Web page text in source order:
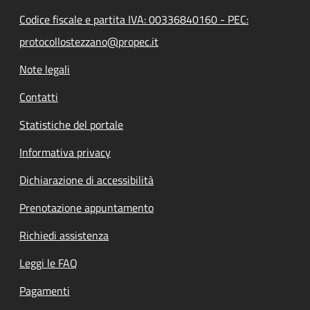
Codice fiscale e partita IVA: 00336840160 - PEC:
protocollostezzano@propec.it
Note legali
Contatti
Statistiche del portale
Informativa privacy
Dichiarazione di accessibilità
Prenotazione appuntamento
Richiedi assistenza
Leggi le FAQ
Pagamenti